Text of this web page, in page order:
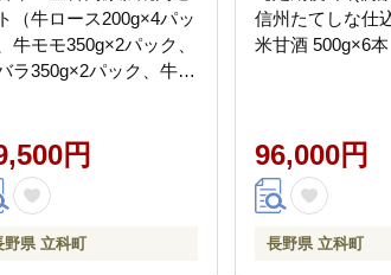
（牛ロース200g×4パッ
牛モモ350g×2パック、
ラ350g×2パック、牛肩
円
野県 立科町
信州たてしな仕
米甘酒 500g×6本
96,000円
長野県 立科町